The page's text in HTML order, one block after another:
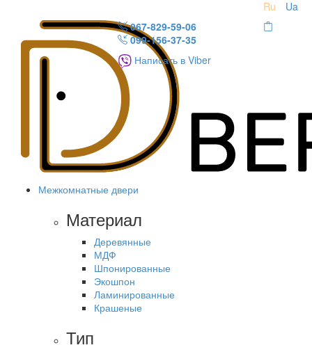
Ru
Ua
067-829-59-06
099-156-37-35
Написать в Viber
Межкомнатные двери
Материал
Деревянные
МДФ
Шпонированные
Экошпон
Ламинированные
Крашеные
Тип